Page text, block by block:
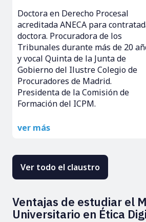
Doctora en Derecho Procesal
acreditada ANECA para
doctora. Procuradora de los
Tribunales durante más de 20
y vocal Quinta de la Junta de
Gobierno del Ilustre Colegio de
Procuradores de Madrid.
Presidenta de la Comisión de
Formación del ICPM.
ver más
Ver todo el claustro
Ventajas de estudiar el
Universitario en Ética